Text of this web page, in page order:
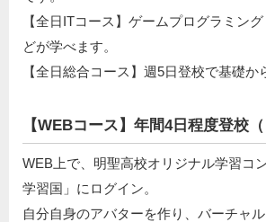
【全日ITコース】ゲームプログラミン
どが学べます。
【全日総合コース】週5日登校で基礎か
【WEBコース】年間4日程度登校（
WEB上で、明聖高校オリジナル学習コ
学習国」にログイン。
自分自身のアバターを作り、バーチャ